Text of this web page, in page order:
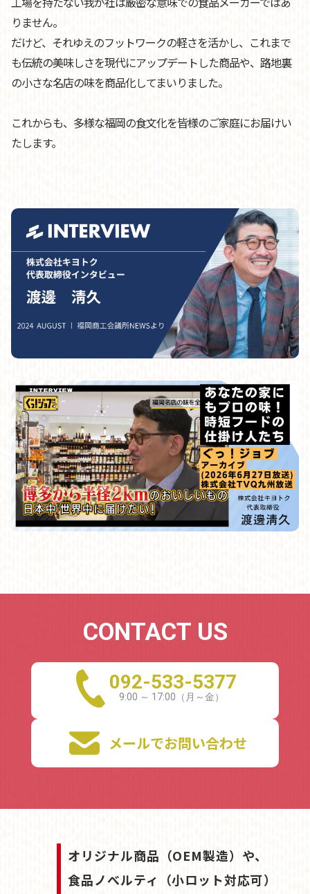
市『福岡ギフト・ショー2025／福岡プレミアム・インセンテ
ィブショー2025』に、DOCOREふくおか商工会ショップブー
ス内にて初出展いたします。 当日は新商品の披露も予定して
おります。皆様のご来場を心よりお待ちしております。
2025.06.04新商品「博多和牛 コンビーフ」発売
福岡・舞鶴の人気英国パブ「GASTRO PUB ALES（ガストロパ
ブ エールズ）」監修の新商品『無添加 博多和牛コンビーフ』
を、2025年6月より全国で販売開始いたします。 本商品は、保
FOODEX JAPAN 2025出展のご案内
2025年3月11日（火）～14日（金）に東京ビッグサイトで開催
されるアジア最大の食品・飲料展示会『FOODEX JAPAN
2025』に福岡OISAブースにて出展いたします。新商品の試食
も行っておりますので皆様のご来場をお待ちしております。
2024.11.21 新商品「英国昇龍 トリュフ香る豚骨ラ
ーメン2人前」発売
博多・警固に位置する人気ラーメン店「英国昇龍」と提携し、
新商品の「英国昇龍 トリュフ豚骨ラーメン 2食入」を発売いた
します。クリーミーな豚骨スープにトリュフの芳醇な香りと魚
介の旨みをプラスした、今までにない新しい味わいをご家庭で
お手軽にお楽しみいただけます。詳細はこちらから
りません。
だけど、それゆえのフットワークの軽さを活かし、これまで
も伝統の美味しさを現代にアップデートした商品や、路地裏
の小さな名店の味を商品化してまいりました。
これからも、多様な福岡の食文化を皆様のご家庭にお届けい
たします。
CONTACT US
092-533-5377
メールでお問い合わせ
オリジナル商品（OEM製造）や、
食品ノべルティ（小ロット対応可）